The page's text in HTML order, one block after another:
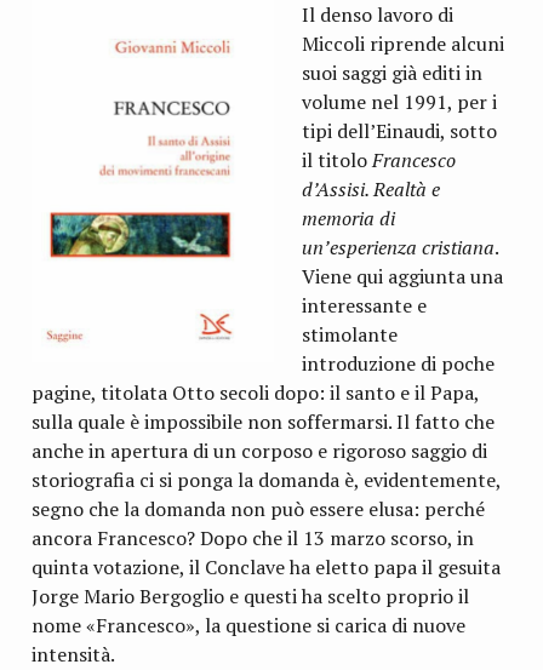
Il denso lavoro di
Miccoli riprende alcuni
suoi saggi già editi in
volume nel 1991, per i
tipi dell’Einaudi, sotto
il titoloFrancesco
d’Assisi. Realtà e
memoria di
un’esperienza cristiana.
Viene qui aggiunta una
interessante e
stimolante
introduzione di poche
pagine, titolata Otto secoli dopo: il santo e il Papa,
sulla quale è impossibile non soffermarsi. Il fatto che
anche in apertura di un corposo e rigoroso saggio di
storiografia ci si ponga la domanda è, evidentemente,
segno che la domanda non può essere elusa: perché
ancora Francesco? Dopo che il 13 marzo scorso, in
quinta votazione, il Conclave ha eletto papa il gesuita
Jorge Mario Bergoglio e questi ha scelto proprio il
nome «Francesco», la questione si carica di nuove
intensità.